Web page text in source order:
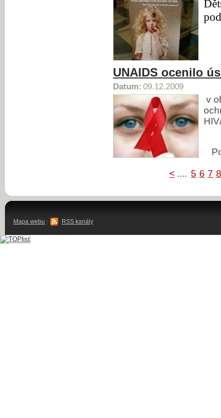
UNAIDS ocenilo
Datum: 09.12.2009
v
< .... 5 6 7 8
Mapa webu RSS kanály